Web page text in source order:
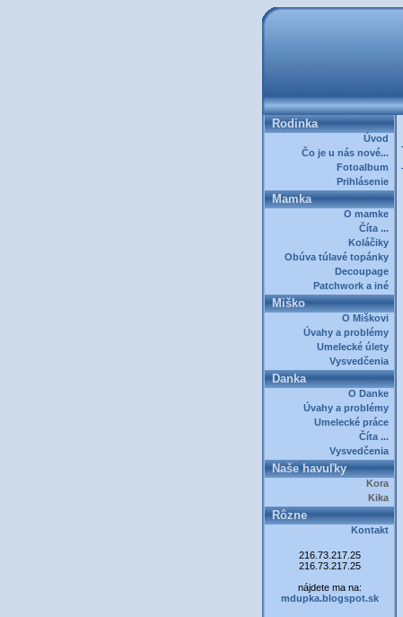
Rodinka
Úvod
Čo je u nás nové...
Fotoalbum
Prihlásenie
Mamka
O mamke
Číta ...
Koláčiky
Obúva túlavé topánky
Decoupage
Patchwork a iné
Miško
O Miškovi
Úvahy a problémy
Umelecké úlety
Vysvedčenia
Danka
O Danke
Úvahy a problémy
Umelecké práce
Číta ...
Vysvedčenia
Naše havuľky
Kora
Kika
Rôzne
Kontakt
216.73.217.25
216.73.217.25
nájdete ma na:
mdupka.blogspot.sk